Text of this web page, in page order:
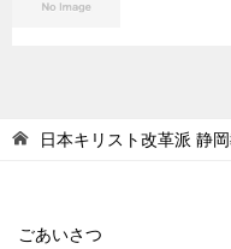
日本キリスト改革派 静
ごあいさつ